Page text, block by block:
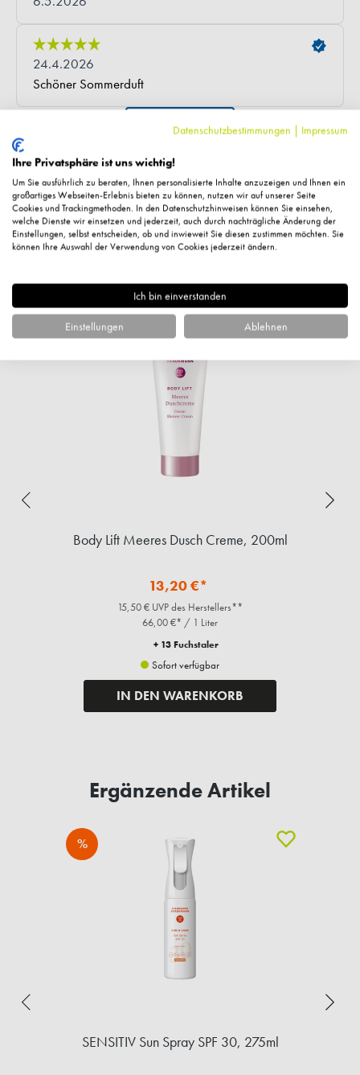
Fragen zum Artikel?
Ähnliche Artikel
%
Body Lift Meeres Dusch Creme, 200ml
13,20 €*
15,50 € UVP des Herstellers**
66,00 €* / 1 Liter
+ 13 Fuchstaler
Sofort verfügbar
IN DEN WARENKORB
Ergänzende Artikel
%
SENSITIV Sun Spray SPF 30, 275ml
Datenschutzbestimmungen | Impressum
Ihre Privatsphäre ist uns wichtig!
Um Sie ausführlich zu beraten, Ihnen personalisierte Inhalte anzuzeigen und Ihnen ein
großartiges Webseiten-Erlebnis bieten zu können, nutzen wir auf unserer Seite
Cookies und Trackingmethoden. In den Datenschutzhinweisen können Sie einsehen,
welche Dienste wir einsetzen und jederzeit, auch durch nachträgliche Änderung der
Einstellungen, selbst entscheiden, ob und inwieweit Sie diesen zustimmen möchten. Sie
können Ihre Auswahl der Verwendung von Cookies jederzeit ändern.
Ich bin einverstanden
Einstellungen Ablehnen